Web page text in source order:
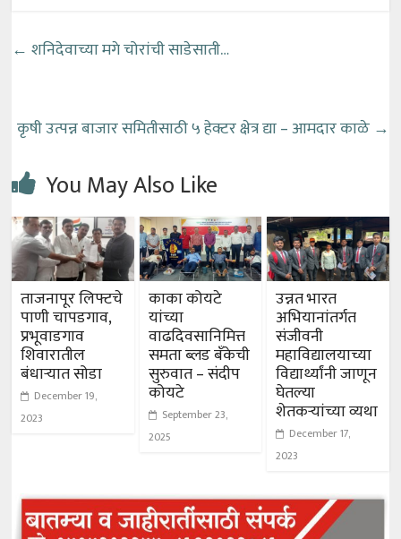
← शनिदेवाच्या मगे चोरांची साडेसाती…
कृषी उत्पन्न बाजार समितीसाठी ५ हेक्टर क्षेत्र द्या – आमदार काळे →
You May Also Like
ताजनापूर लिफ्टचे
पाणी चापडगाव,
प्रभूवाडगाव
शिवारातील
बंधाऱ्यात सोडा
December 19,
2023
काका कोयटे
यांच्या
वाढदिवसानिमित्त
समता ब्लड बँकेची
सुरुवात – संदीप
कोयटे
September 23,
2025
उन्नत भारत
अभियानांतर्गत
संजीवनी
महाविद्यालयाच्या
विद्यार्थ्यांनी जाणून
घेतल्या
शेतकऱ्यांच्या व्यथा
December 17,
2023